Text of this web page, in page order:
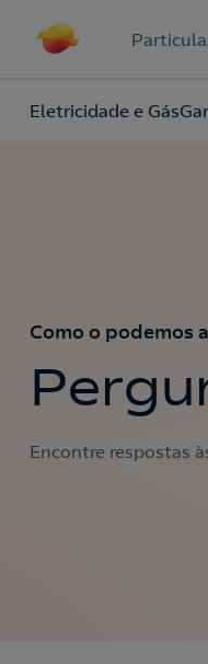
Eletricidade e Gás
Como o podemos
Encontre respostas